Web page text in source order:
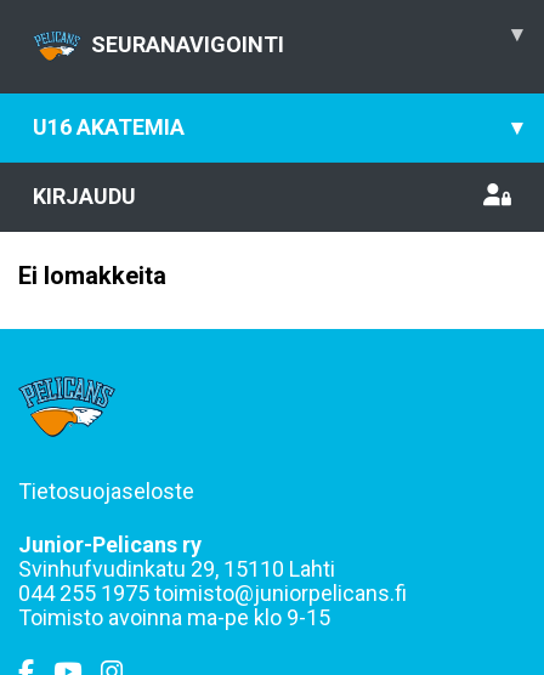
SEURANAVIGOINTI ▾
U16 AKATEMIA ▾
KIRJAUDU
Ei lomakkeita
Tietosuojaseloste
Junior-Pelicans ry
Svinhufvudinkatu 29, 15110 Lahti
044 255 1975 toimisto@juniorpelicans.fi
Toimisto avoinna ma-pe klo 9-15